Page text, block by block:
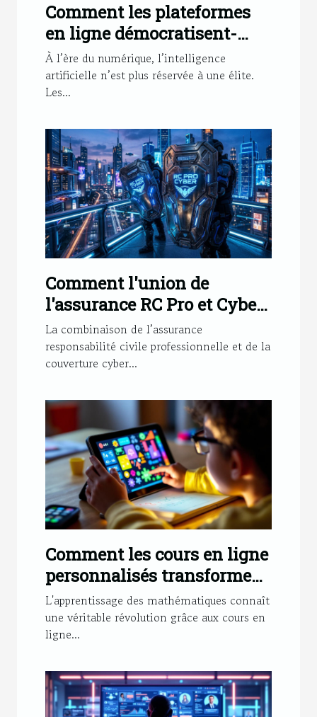
Comment les plateformes
en ligne démocratisent-
elles l'accès aux
technologies d'IA ?
À l’ère du numérique, l’intelligence
artificielle n’est plus réservée à une élite.
Les...
Comment l'union de
l'assurance RC Pro et Cyber
renforce votre sécurité?
La combinaison de l’assurance
responsabilité civile professionnelle et de la
couverture cyber...
Comment les cours en ligne
personnalisés transforment
l'apprentissage des maths ?
L'apprentissage des mathématiques connaît
une véritable révolution grâce aux cours en
ligne...